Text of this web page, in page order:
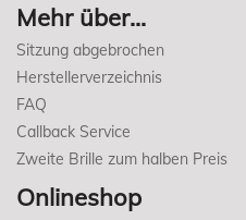
Mehr über...
Sitzung abgebrochen
Herstellerverzeichnis
FAQ
Callback Service
Zweite Brille zum halben Preis
Onlineshop